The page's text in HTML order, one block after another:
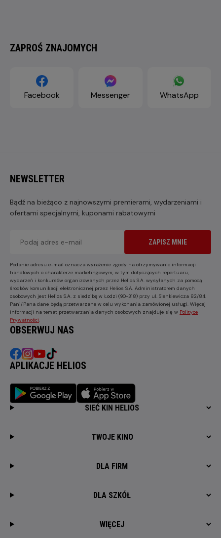
ZAPROŚ ZNAJOMYCH
Facebook Messenger WhatsApp
NEWSLETTER
Bądź na bieżąco z najnowszymi premierami, wydarzeniami i
ofertami specjalnymi, kuponami rabatowymi
ZAPISZ MNIE
Podanie adresu e-mail oznacza wyrażenie zgody na otrzymywanie informacji
handlowych o charakterze marketingowym, w tym dotyczących repertuaru,
wydarzeń i konkursów organizowanych przez Helios S.A. wysyłanych za pomocą
środków komunikacji elektronicznej przez Helios S.A. Administratorem danych
osobowych jest Helios S.A. z siedzibą w Łodzi (90-318) przy ul. Sienkiewicza 82/84.
Pani/Pana dane będą przetwarzane w celu wykonania zamówionej usługi. Więcej
informacji na temat przetwarzania danych osobowych znajduje się w Polityce
Prywatności
OBSERWUJ NAS
APLIKACJE HELIOS
SIEĆ KIN HELIOS
TWOJE KINO
DLA FIRM
DLA SZKÓŁ
WIĘCEJ